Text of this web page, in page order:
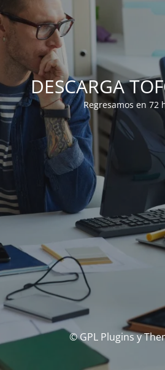
DESCARGA
Regresamos en 72
© GPL Plugins y